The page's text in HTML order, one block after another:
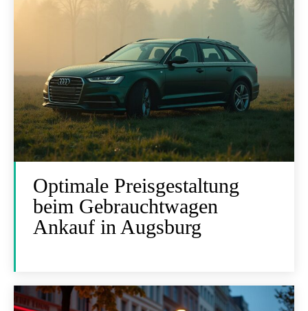
Optimale Preisgestaltung
beim Gebrauchtwagen
Ankauf in Augsburg